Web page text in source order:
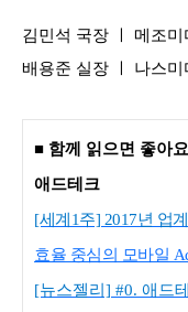
김민석 국장 ㅣ 메조미
배용준 실장 ㅣ 나스미
■ 함께 읽으면 좋아
애드테크
[세계1주] 2017년 업
효율 중심의 모바일
[뉴스젤리] #0. 애드